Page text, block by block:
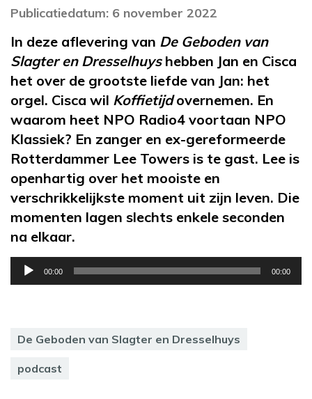
Publicatiedatum: 6 november 2022
In deze aflevering van De Geboden van
Slagter en Dresselhuyshebben Jan en Cisca
het over de grootste liefde van Jan: het
orgel. Cisca wil Koffietijdovernemen. En
waarom heet NPO Radio4 voortaan NPO
Klassiek? En zanger en ex-gereformeerde
Rotterdammer Lee Towers is te gast. Lee is
openhartig over het mooiste en
verschrikkelijkste moment uit zijn leven. Die
momenten lagen slechts enkele seconden
na elkaar.
Audiospeler
00:00 00:00
De Geboden van Slagter en Dresselhuys
podcast